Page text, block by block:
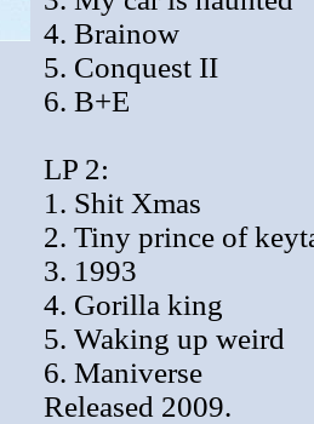
4. Brainow
5. Conquest II
6. B+E
LP 2:
1. Shit Xmas
2. Tiny prince of
3. 1993
4. Gorilla king
5. Waking up weird
6. Maniverse
Released 2009.